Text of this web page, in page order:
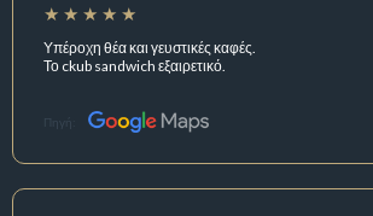
Υπέροχη θέα και γευστικές καφές.
Το ckub sandwich εξαιρετικό.
Πηγή: